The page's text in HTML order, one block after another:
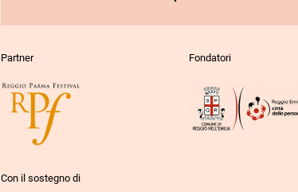
Partner Fondatori
Con il sostegno di